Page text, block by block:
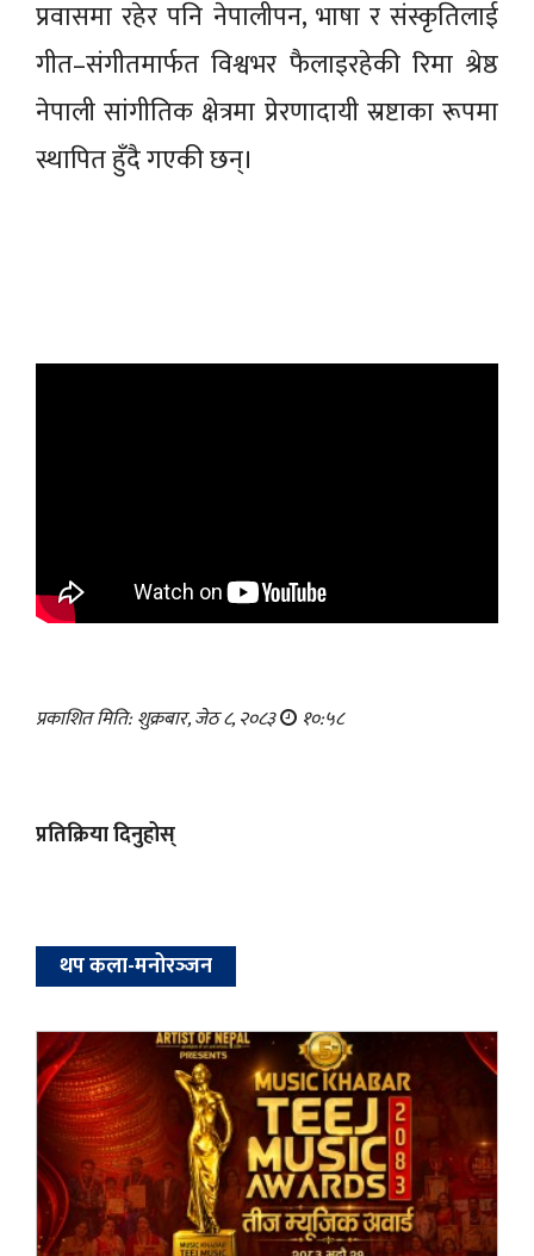
प्रवासमा रहेर पनि नेपालीपन, भाषा र संस्कृतिलाई
गीत–संगीतमार्फत विश्वभर फैलाइरहेकी रिमा श्रेष्ठ
नेपाली सांगीतिक क्षेत्रमा प्रेरणादायी स्रष्टाका रूपमा
स्थापित हुँदै गएकी छन्।
प्रकाशित मिति: शुक्रबार, जेठ ८, २०८३ १०:५८
प्रतिक्रिया दिनुहोस्
थप कला-मनोरञ्‍जन